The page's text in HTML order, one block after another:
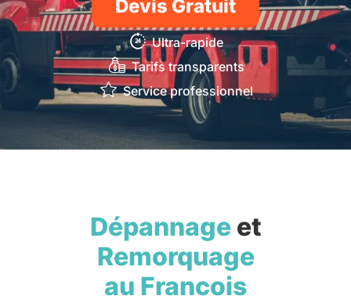
Devis Gratuit
Ultra-rapide
Tarifs transparents
Service professionnel
Dépannageet
Remorquage
au Francois